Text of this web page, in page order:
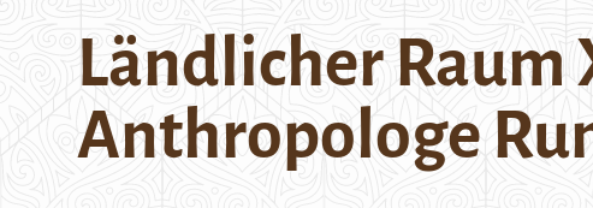
Ländlicher
Anthropologe